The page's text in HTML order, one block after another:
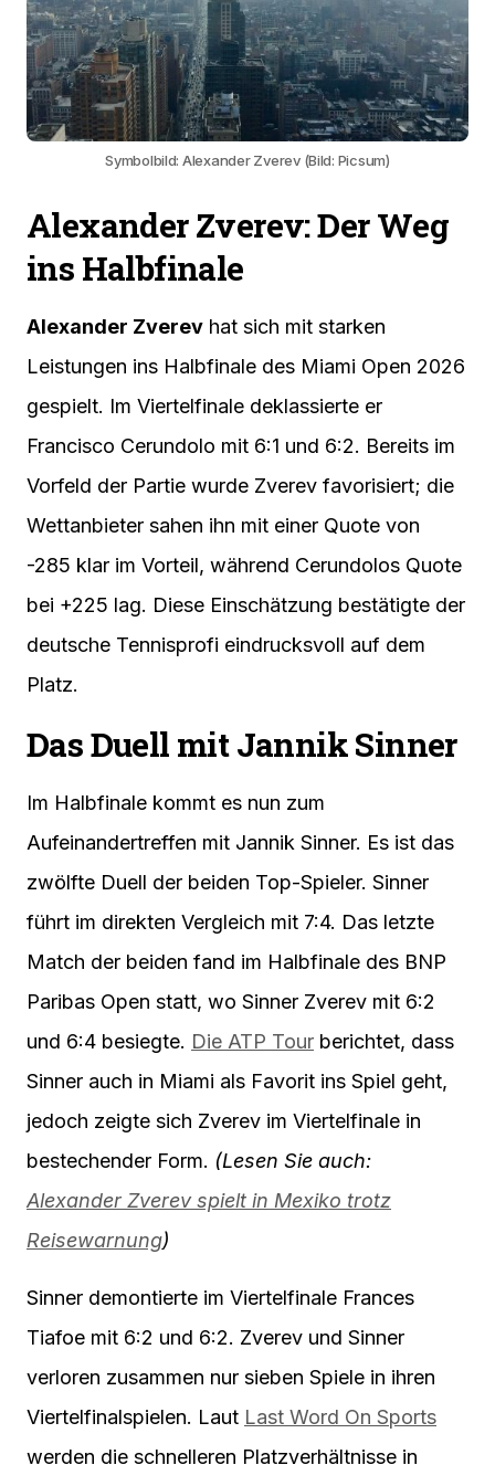
Symbolbild: Alexander Zverev (Bild: Picsum)
Alexander Zverev: Der Weg
ins Halbfinale
Alexander Zverev hat sich mit starken
Leistungen ins Halbfinale des Miami Open 2026
gespielt. Im Viertelfinale deklassierte er
Francisco Cerundolo mit 6:1 und 6:2. Bereits im
Vorfeld der Partie wurde Zverev favorisiert; die
Wettanbieter sahen ihn mit einer Quote von
-285 klar im Vorteil, während Cerundolos Quote
bei +225 lag. Diese Einschätzung bestätigte der
deutsche Tennisprofi eindrucksvoll auf dem
Platz.
Das Duell mit Jannik Sinner
Im Halbfinale kommt es nun zum
Aufeinandertreffen mit Jannik Sinner. Es ist das
zwölfte Duell der beiden Top-Spieler. Sinner
führt im direkten Vergleich mit 7:4. Das letzte
Match der beiden fand im Halbfinale des BNP
Paribas Open statt, wo Sinner Zverev mit 6:2
und 6:4 besiegte. Die ATP Tour berichtet, dass
Sinner auch in Miami als Favorit ins Spiel geht,
jedoch zeigte sich Zverev im Viertelfinale in
bestechender Form. (Lesen Sie auch:
Alexander Zverev spielt in Mexiko trotz
Reisewarnung)
Sinner demontierte im Viertelfinale Frances
Tiafoe mit 6:2 und 6:2. Zverev und Sinner
verloren zusammen nur sieben Spiele in ihren
Viertelfinalspielen. Laut Last Word On Sports
werden die schnelleren Platzverhältnisse in